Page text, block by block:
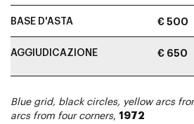
BASE D'ASTA € 500
AGGIUDICAZIONE € 650
Blue grid, black circles, yellow arcs
arcs from four corners, 1972